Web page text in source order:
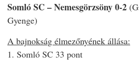
Somló SC – Nemesgörzsöny 0-2
Gyenge)
A bajnokság élmezőnyének állása:
1. Somló SC 33 pont